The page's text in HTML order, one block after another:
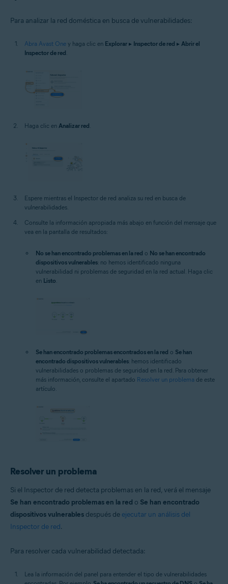
Para analizar la red doméstica en busca de vulnerabilidades:
Abra Avast One y haga clic en Explorar ▸ Inspector de red ▸ Abrir el
Inspector de red.
Haga clic en Analizar red
Espere mientras el Inspector de red analiza su red en busca de
vulnerabilidades.
Consulte la información apropiada más abajo en función del mensaje que
vea en la pantalla de resultados:
No se han encontrado problemas en la red o No se han encontrado
dispositivos vulnerables: no hemos identificado ninguna
vulnerabilidad ni problemas de seguridad en la red actual. Haga clic
en Listo
Se han encontrado problemas encontrados en la red o Se han
encontrado dispositivos vulnerables: hemos identificado
vulnerabilidades o problemas de seguridad en la red. Para obtener
más información, consulte el apartado Resolver un problema de este
artículo.
Resolver un problema
Si el Inspector de red detecta problemas en la red, verá el mensaje
Se han encontrado problemas en la red o Se han encontrado
dispositivos vulnerables después de ejecutar un análisis del
Inspector de red.
Para resolver cada vulnerabilidad detectada:
Lea la información del panel para entender el tipo de vulnerabilidades